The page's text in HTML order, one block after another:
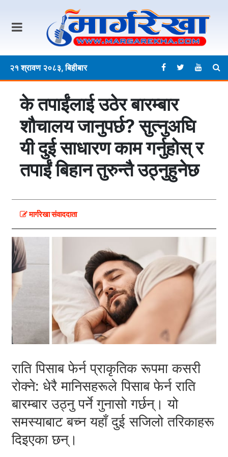
२१ श्रावण २०८३, बिहीबार
के तपाईंलाई उठेर बारम्बार
शौचालय जानुपर्छ? सुत्नुअघि
यी दुई साधारण काम गर्नुहोस् र
तपाईं बिहान तुरुन्तै उठ्नुहुनेछ
मार्गरेखा संवाददाता
राति पिसाब फेर्न प्राकृतिक रूपमा कसरी
रोक्ने: धेरै मानिसहरूले पिसाब फेर्न राति
बारम्बार उठ्नु पर्ने गुनासो गर्छन्। यो
समस्याबाट बच्न यहाँ दुई सजिलो तरिकाहरू
दिइएका छन्।